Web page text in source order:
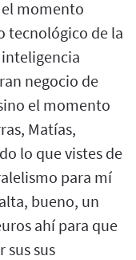
el momento
tecnológico de la
negocio de
el momento
Matías,
lo que vistes de
para mí
bueno, un
ahí para que
sus sus